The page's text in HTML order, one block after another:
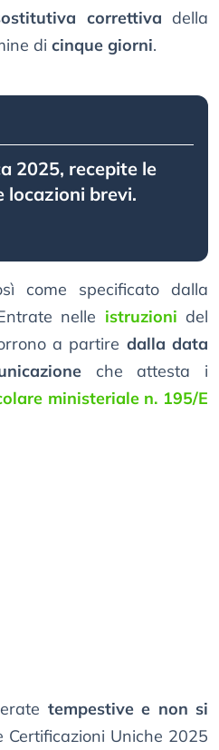
correttiva della
di cinque giorni.
2025, recepite le
locazioni brevi.
come specificato dalla
nelle istruzioni del
a partire dalla data
che attesta i
ministeriale n. 195/E
tempestive e non si
Certificazioni Uniche 2025